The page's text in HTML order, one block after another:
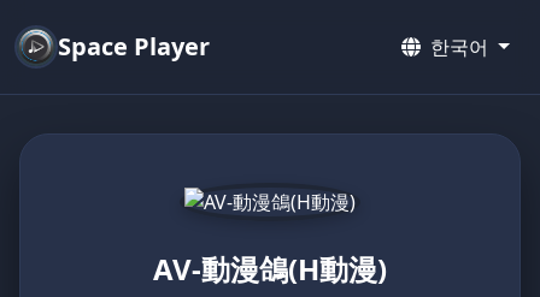
Space Player 한국어
AV-動漫鴿(H動漫)